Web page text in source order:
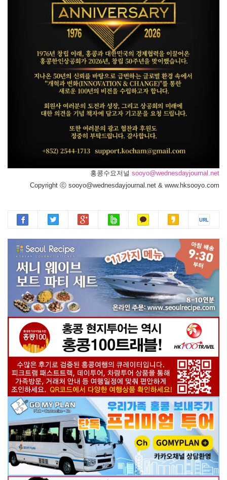
홍콩수요저널 sooyo@wednesdayjournal.net
Copyright ⓒ sooyo@wednesdayjournal.net & www.hksooyo.com